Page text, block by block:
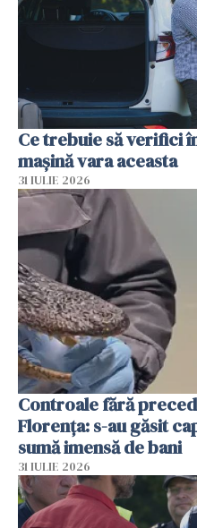
Ce trebuie să verifici
mașină vara aceasta
31 IULIE 2026
Controale fără
Florența: s-au găsit
sumă imensă de bani
31 IULIE 2026